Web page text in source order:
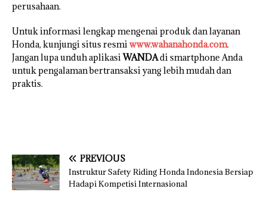
perusahaan.
Untuk informasi lengkap mengenai produk dan layanan
Honda, kunjungi situs resmiwww.wahanahonda.com.
Jangan lupa unduh aplikasiWANDAdi smartphone Anda
untuk pengalaman bertransaksi yang lebih mudah dan
praktis.
PREVIOUS
Instruktur Safety Riding Honda Indonesia Bersiap
Hadapi Kompetisi Internasional